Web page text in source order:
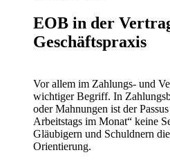
EOB in der
Geschäftspraxis
Vor allem im Zahlungs- und
wichtiger Begriff. In
oder Mahnungen ist der
Arbeitstags im Monat“ keine
Gläubigern und Schuldnern
Orientierung.